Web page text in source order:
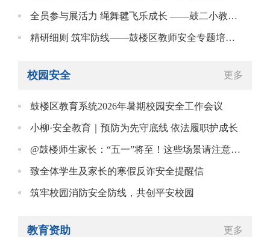
全员参与展活力 绳舞毽飞乐成长 ——鼓二小教育集团军门校区跳绳踢毽子接力赛
精研细则 筑牢防线——鼓楼区教师安全专题培训进行时 （旗汛口幼儿教育集团专场）
校园安全 更多
鼓楼区教育系统2026年暑期校园安全工作会议
小柳·安全教育｜预防为先守底线 依法履职护成长
@鼓楼师生家长：“五一”将至！这些场景请注意安全防护！
致全体学生及家长的寒假反诈安全提醒信
筑牢校园消防安全防线，共创平安校园
教育资助 更多